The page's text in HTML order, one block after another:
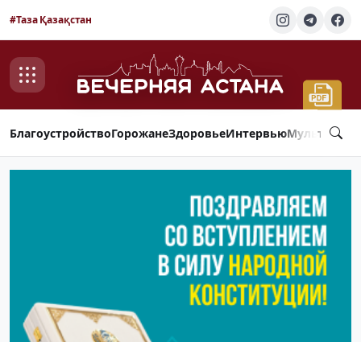
#Таза Қазақстан
БлагоустройствоГорожанеЗдоровьеИнтервью